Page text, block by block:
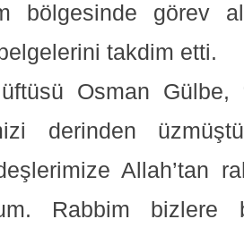
bölgesinde görev
takdim etti.
Osman Gülbe,
derinden
Allah’tan
Rabbim bizlere